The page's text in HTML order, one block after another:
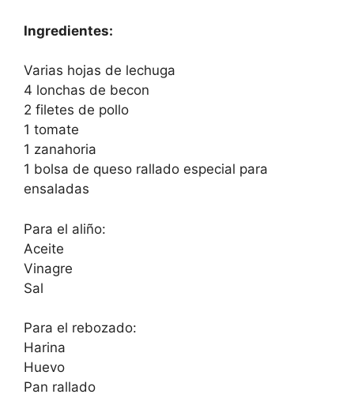
Ingredientes:
Varias hojas de lechuga
4 lonchas de becon
2 filetes de pollo
1 tomate
1 zanahoria
1 bolsa de queso rallado especial para
ensaladas
Para el aliño:
Aceite
Vinagre
Sal
Para el rebozado:
Harina
Huevo
Pan rallado